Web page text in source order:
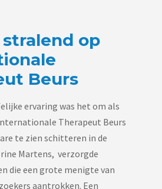
stralend op
Beurs
ervaring was het om als
Therapeut Beurs
te zien schitteren in de
Martens, verzorgde
die een grote menigte van
aantrokken. Een